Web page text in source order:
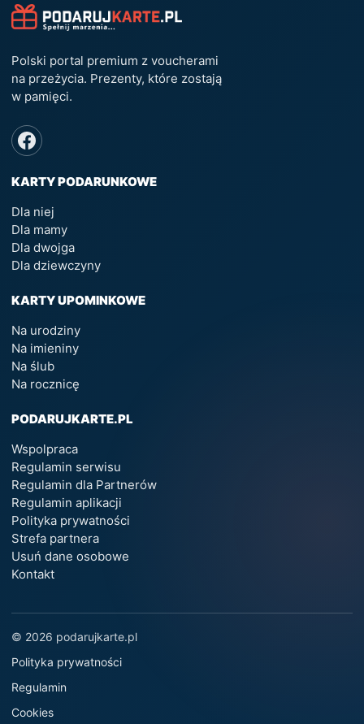
Polski portal premium z voucherami
na przeżycia. Prezenty, które zostają
w pamięci.
KARTY PODARUNKOWE
Dla niej
Dla mamy
Dla dwojga
Dla dziewczyny
KARTY UPOMINKOWE
Na urodziny
Na imieniny
Na ślub
Na rocznicę
PODARUJKARTE.PL
Wspolpraca
Regulamin serwisu
Regulamin dla Partnerów
Regulamin aplikacji
Polityka prywatności
Strefa partnera
Usuń dane osobowe
Kontakt
© 2026 podarujkarte.pl
Polityka prywatności
Regulamin
Cookies